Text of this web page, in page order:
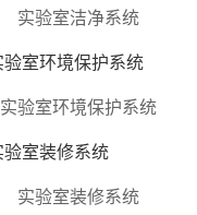
实验室洁净系统
实验室环境保护系统
实验室装修系统